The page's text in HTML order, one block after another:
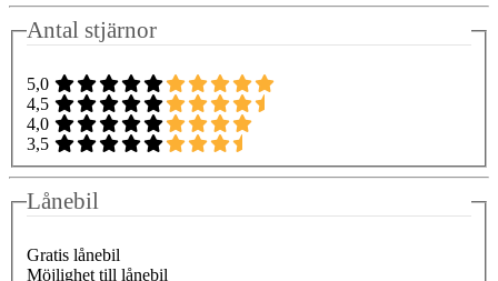
Antal stjärnor
5,0
4,5
4,0
3,5
Lånebil
Gratis lånebil
Möjlighet till lånebil